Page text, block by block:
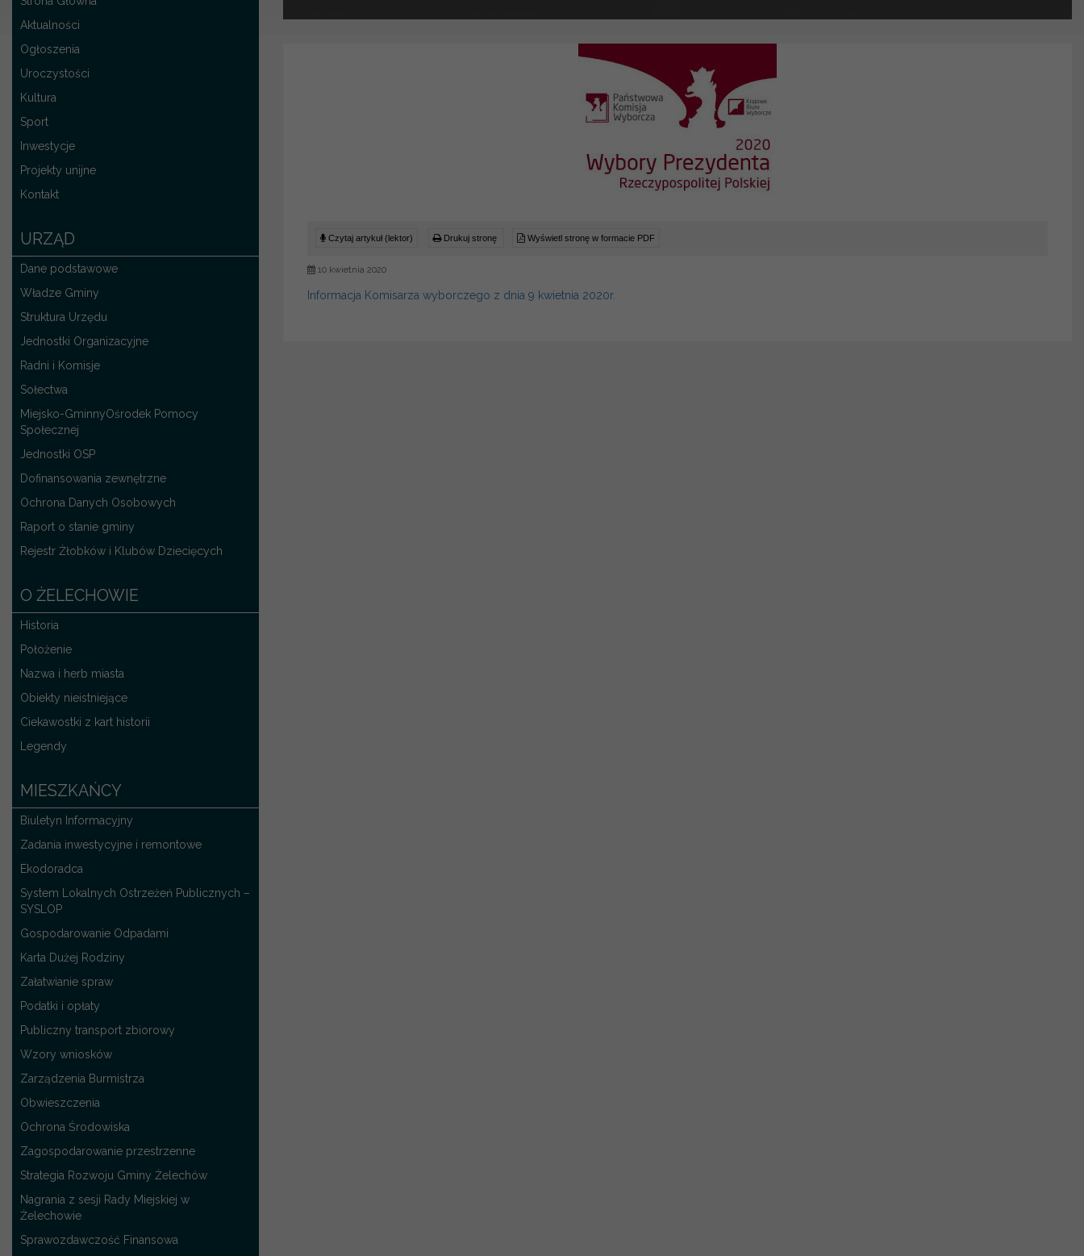
Aktualności
Ogłoszenia
Uroczystości
Kultura
Sport
Inwestycje
Projekty unijne
Kontakt
URZĄD
Dane podstawowe
Władze Gminy
Struktura Urzędu
Jednostki Organizacyjne
Radni i Komisje
Sołectwa
Miejsko-GminnyOśrodek Pomocy
Społecznej
Jednostki OSP
Dofinansowania zewnętrzne
Ochrona Danych Osobowych
Raport o stanie gminy
Rejestr Żłobków i Klubów Dziecięcych
O ŻELECHOWIE
Historia
Położenie
Nazwa i herb miasta
Obiekty nieistniejące
Ciekawostki z kart historii
Legendy
MIESZKAŃCY
Biuletyn Informacyjny
Zadania inwestycyjne i remontowe
Ekodoradca
System Lokalnych Ostrzeżeń Publicznych –
SYSLOP
Gospodarowanie Odpadami
Karta Dużej Rodziny
Załatwianie spraw
Podatki i opłaty
Publiczny transport zbiorowy
Wzory wniosków
Zarządzenia Burmistrza
Obwieszczenia
Ochrona Środowiska
Zagospodarowanie przestrzenne
Strategia Rozwoju Gminy Żelechów
Nagrania z sesji Rady Miejskiej w
Żelechowie
Sprawozdawczość Finansowa
Czytaj artykuł (lektor) Drukuj stronę Wyświetl stronę w formacie PDF
10 kwietnia 2020
Informacja Komisarza wyborczego z dnia 9 kwietnia 2020r.